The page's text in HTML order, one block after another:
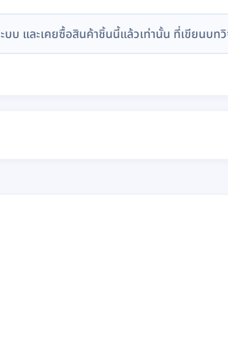
ะบบ และเคยซื้อสินค้าชิ้นนี้แล้วเท่านั้น ที่เขียนบท